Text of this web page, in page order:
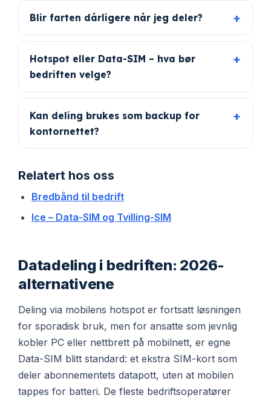
Blir farten dårligere når jeg deler?
Hotspot eller Data-SIM – hva bør
bedriften velge?
Kan deling brukes som backup for
kontornettet?
Relatert hos oss
Bredbånd til bedrift
Ice – Data-SIM og Tvilling-SIM
Datadeling i bedriften: 2026-
alternativene
Deling via mobilens hotspot er fortsatt løsningen
for sporadisk bruk, men for ansatte som jevnlig
kobler PC eller nettbrett på mobilnett, er egne
Data-SIM blitt standard: et ekstra SIM-kort som
deler abonnementets datapott, uten at mobilen
tappes for batteri. De fleste bedriftsoperatører